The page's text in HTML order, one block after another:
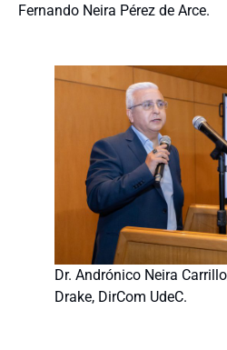
Fernando Neira Pérez de Arce.
Dr. Andrónico Neira
Drake, DirCom UdeC.